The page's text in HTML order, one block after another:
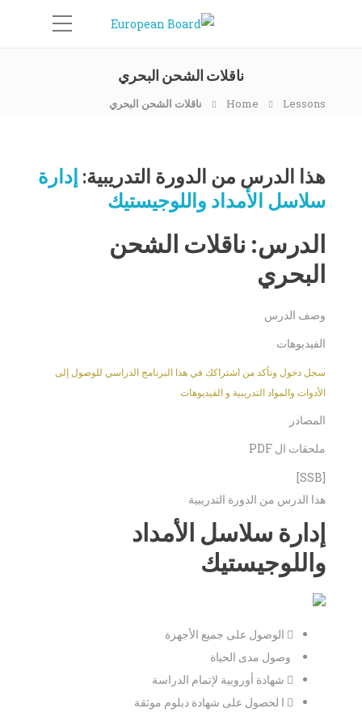
ناقلات الشحن البحري
Home Lessons ناقلات الشحن البحري
هذا الدرس من الدورة التدريبية: إدارة
سلاسل الأمداد واللوجيستيك
الدرس: ناقلات الشحن
البحري
وصف الدرس
الفيديوهات
سجل دخول وتأكد من اشتراكك في هذا البرنامج الدراسي للوصول إلى
الأدوات والمواد التدريبية و الفيديوهات
المصادر
ملحقات ال PDF
[SSB]
هذا الدرس من الدورة التدريبية
إدارة سلاسل الأمداد
واللوجيستيك
الوصول على جميع الأجهزة
وصول مدى الحياة
شهادة أوروبية لإتمام الدراسة
ا لحصول على شهادة دبلوم موثقة